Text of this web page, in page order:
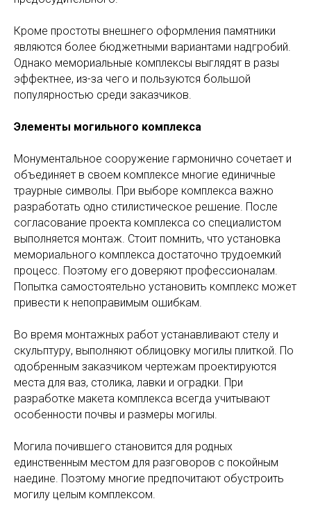
Кроме простоты внешнего оформления памятники
являются более бюджетными вариантами надгробий.
Однако мемориальные комплексы выглядят в разы
эффектнее, из-за чего и пользуются большой
популярностью среди заказчиков.
Элементы могильного комплекса
Монументальное сооружение гармонично сочетает и
объединяет в своем комплексе многие единичные
траурные символы. При выборе комплекса важно
разработать одно стилистическое решение. После
согласование проекта комплекса со специалистом
выполняется монтаж. Стоит помнить, что установка
мемориального комплекса достаточно трудоемкий
процесс. Поэтому его доверяют профессионалам.
Попытка самостоятельно установить комплекс может
привести к непоправимым ошибкам.
Во время монтажных работ устанавливают стелу и
скульптуру, выполняют облицовку могилы плиткой. По
одобренным заказчиком чертежам проектируются
места для ваз, столика, лавки и оградки. При
разработке макета комплекса всегда учитывают
особенности почвы и размеры могилы.
Могила почившего становится для родных
единственным местом для разговоров с покойным
наедине. Поэтому многие предпочитают обустроить
могилу целым комплексом.